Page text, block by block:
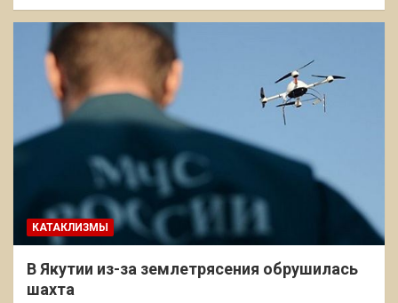
КАТАКЛИЗМЫ
В Якутии из-за землетрясения обрушилась
шахта